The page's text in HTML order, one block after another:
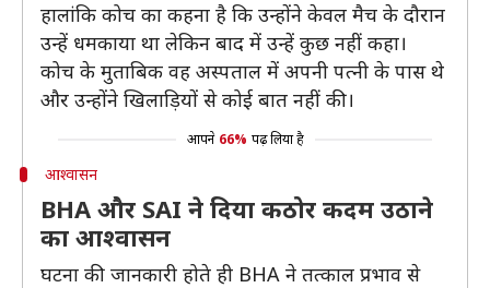
हालांकि कोच का कहना है कि उन्होंने केवल मैच के दौरान
उन्हें धमकाया था लेकिन बाद में उन्हें कुछ नहीं कहा।
कोच के मुताबिक वह अस्पताल में अपनी पत्नी के पास थे
और उन्होंने खिलाड़ियों से कोई बात नहीं की।
आपने 66% पढ़ लिया है
आश्वासन
BHA और SAI ने दिया कठोर कदम उठाने
का आश्वासन
घटना की जानकारी होते ही BHA ने तत्काल प्रभाव से